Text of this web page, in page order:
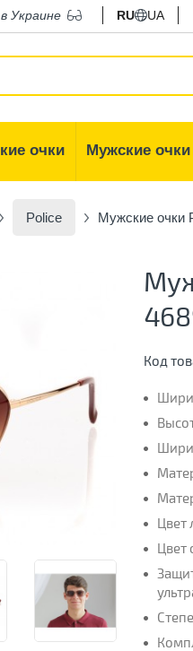
Украине RU UA
очки Мужские очки
Police Мужские очки
Код
Цвет
Цвет